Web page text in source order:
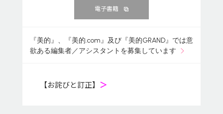
電子書籍
『美的』、『美的.com』及び『美的GRAND』では意
欲ある編集者／アシスタントを募集しています
【お詫びと訂正】 ＞